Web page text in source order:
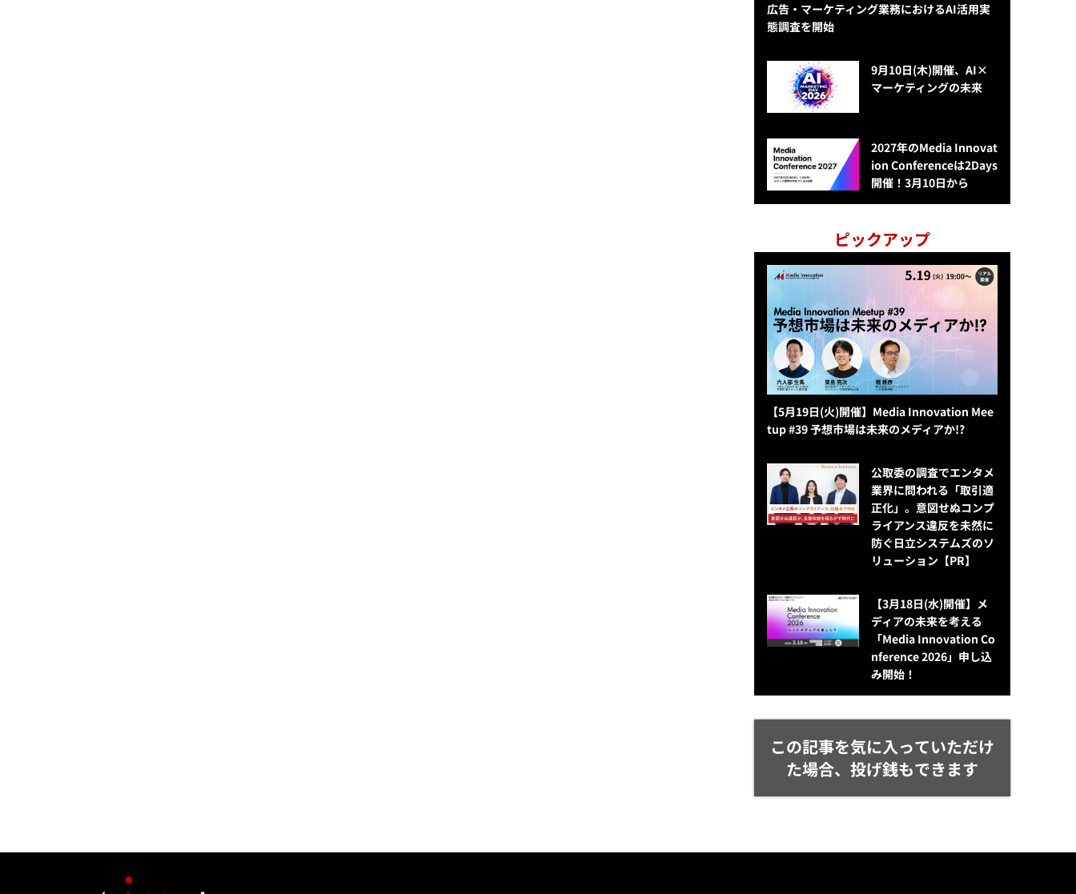
広告・マーケティング業務におけるAI活用実
態調査を開始
9月10日(木)開催、AI×
マーケティングの未来
2027年のMedia Innovat
ion Conferenceは2Days
開催！3月10日から
ピックアップ
【5月19日(火)開催】Media Innovation Mee
tup #39 予想市場は未来のメディアか!?
公​​取委の調査でエンタメ
業界に問われる「取引適
正化」。意図せぬコンプ
ライアンス違反を未然に
防ぐ日立システムズのソ
リューション​【PR】
【3月18日(水)開催】メ
ディアの未来を考える
「Media Innovation Co
nference 2026」申し込
み開始！
この記事を気に入っていただけ
た場合、投げ銭もできます